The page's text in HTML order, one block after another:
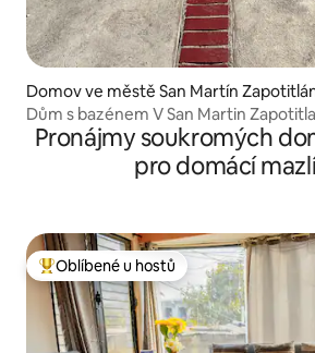
Domov ve městě San Martín
Dům s bazénem V San Martin
Pronájmy soukromých
pro domácí
Nejlepší v kategorii Oblíbené u hostů
Oblíbené u hostů